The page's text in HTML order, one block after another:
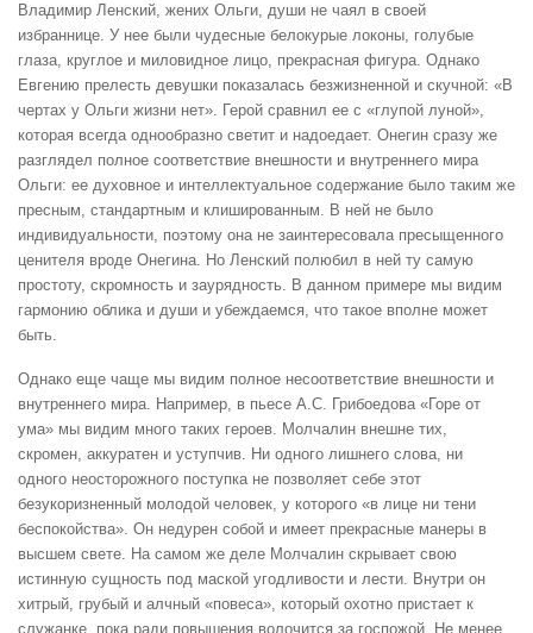
Владимир Ленский, жених Ольги, души не чаял в своей
избраннице. У нее были чудесные белокурые локоны, голубые
глаза, круглое и миловидное лицо, прекрасная фигура. Однако
Евгению прелесть девушки показалась безжизненной и скучной: «В
чертах у Ольги жизни нет». Герой сравнил ее с «глупой луной»,
которая всегда однообразно светит и надоедает. Онегин сразу же
разглядел полное соответствие внешности и внутреннего мира
Ольги: ее духовное и интеллектуальное содержание было таким же
пресным, стандартным и клишированным. В ней не было
индивидуальности, поэтому она не заинтересовала пресыщенного
ценителя вроде Онегина. Но Ленский полюбил в ней ту самую
простоту, скромность и заурядность. В данном примере мы видим
гармонию облика и души и убеждаемся, что такое вполне может
быть.
Однако еще чаще мы видим полное несоответствие внешности и
внутреннего мира. Например, в пьесе А.С. Грибоедова «Горе от
ума» мы видим много таких героев. Молчалин внешне тих,
скромен, аккуратен и уступчив. Ни одного лишнего слова, ни
одного неосторожного поступка не позволяет себе этот
безукоризненный молодой человек, у которого «в лице ни тени
беспокойства». Он недурен собой и имеет прекрасные манеры в
высшем свете. На самом же деле Молчалин скрывает свою
истинную сущность под маской угодливости и лести. Внутри он
хитрый, грубый и алчный «повеса», который охотно пристает к
служанке, пока ради повышения волочится за госпожой. Не менее